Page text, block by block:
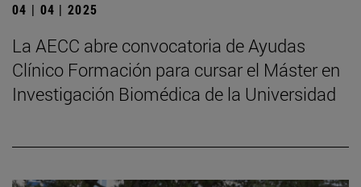
04 | 04 | 2025
La AECC abre convocatoria de Ayudas
Clínico Formación para cursar el Máster en
Investigación Biomédica de la Universidad